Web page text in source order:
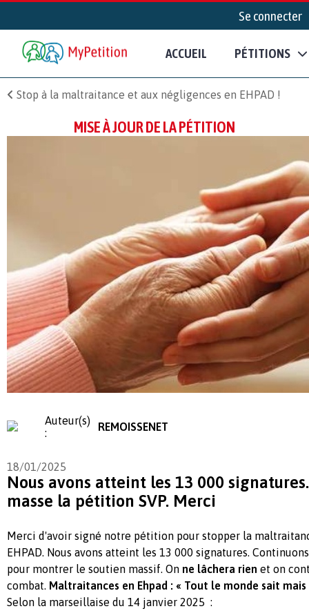
Se connecter
ACCUEIL PÉTITIONS
Stop à la maltraitance et aux négligences en EHPAD !
MISE À JOUR DE LA PÉTITION
Auteur(s)
:
REMOISSENET
18/01/2025
Nous avons atteint les 13 000
masse la pétition SVP. Merci
Merci d'avoir signé notre pétition pour stopper la
EHPAD. Nous avons atteint les 13 000 signatures.
pour montrer le soutien massif. On ne lâchera rien et on
combat. Maltraitances en Ehpad : « Tout le monde sait
Selon la marseillaise du 14 janvier 2025 :